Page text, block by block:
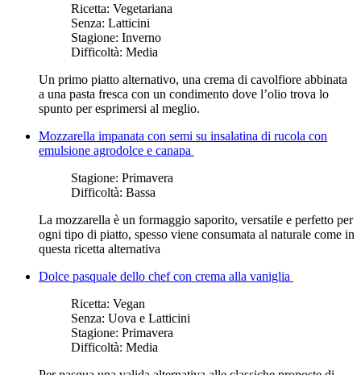
Ricetta: Vegetariana
Senza: Latticini
Stagione: Inverno
Difficoltà: Media
Un primo piatto alternativo, una crema di cavolfiore abbinata
a una pasta fresca con un condimento dove l’olio trova lo
spunto per esprimersi al meglio.
Mozzarella impanata con semi su insalatina di rucola con
emulsione agrodolce e canapa
Stagione: Primavera
Difficoltà: Bassa
La mozzarella è un formaggio saporito, versatile e perfetto per
ogni tipo di piatto, spesso viene consumata al naturale come in
questa ricetta alternativa
Dolce pasquale dello chef con crema alla vaniglia
Ricetta: Vegan
Senza: Uova e Latticini
Stagione: Primavera
Difficoltà: Media